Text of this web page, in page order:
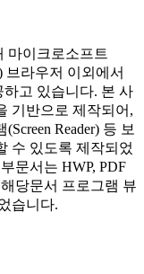
마이크로소프트
브라우저 이외에서
고 있습니다. 본 사
기반으로 제작되어,
Reader) 등 보
수 있도록 제작되었
문서는 HWP, PDF
당문서 프로그램 뷰
습니다.